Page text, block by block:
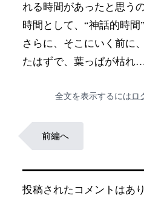
れる時間があったと思う
時間として、“神話的時間
さらに、そこにいく前に
たはずで、葉っぱが枯れ…
全文を表示するには ロ
前編へ
投稿されたコメントはあ